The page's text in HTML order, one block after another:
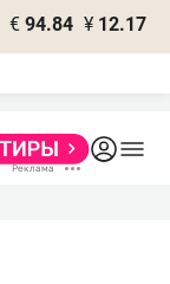
€ 94.84 ¥ 12.17